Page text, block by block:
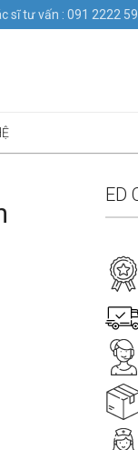
sĩ tư vấn : 091 2222
ED